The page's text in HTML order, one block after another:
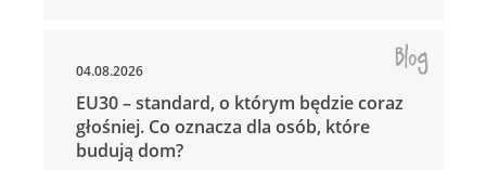
04.08.2026
EU30 – standard, o którym będzie coraz
głośniej. Co oznacza dla osób, które
budują dom?